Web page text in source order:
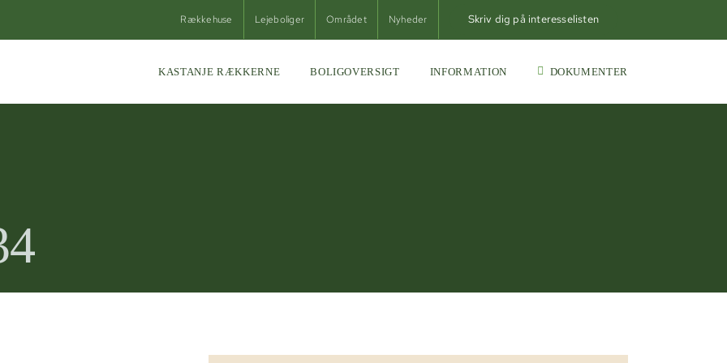
Rækkehuse Lejeboliger Området Nyheder Skriv dig på interesselisten
KASTANJE RÆKKERNE BOLIGOVERSIGT INFORMATION DOKUMENTER